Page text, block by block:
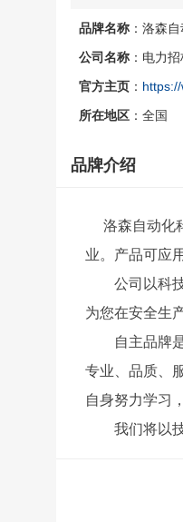
品牌名称 ：洛森
公司名称 ：电力
官方主页 ：
所在地区 ：全国
品牌介绍
洛森自动化
业。产品可应
公司以科
为您在安全生
自主品牌
专业、品质、
自身努力学习
我们将以